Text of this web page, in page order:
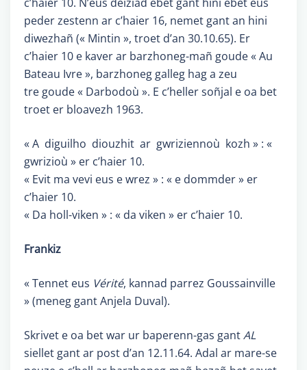
peder zestenn ar c’haier 16, nemet gant an hini
diwezhañ (« Mintin », troet d’an 30.10.65). Er
c’haier 10 e kaver ar barzhoneg-mañ goude « Au
Bateau Ivre », barzhoneg galleg hag a zeu
tre goude « Darbodoù ». E c’heller soñjal e oa bet
troet er bloavezh 1963.
« A diguilho diouzhit ar gwriziennoù kozh » : «
gwrizioù » er c’haier 10.
« Evit ma vevi eus e wrez » : « e dommder » er
c’haier 10.
« Da holl-viken » : « da viken » er c’haier 10.
Frankiz
« Tennet eus Vérité, kannad parrez Goussainville
» (meneg gant Anjela Duval).
Skrivet e oa bet war ur baperenn-gas gantAL
siellet gant ar post d’an 12.11.64. Adal ar mare-se